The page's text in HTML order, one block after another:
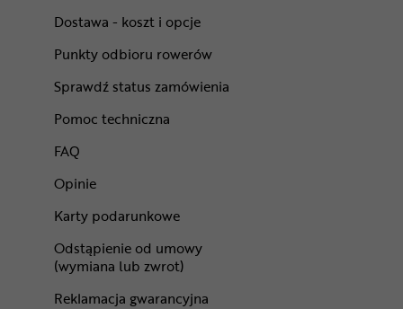
Dostawa - koszt i opcje
Punkty odbioru rowerów
Sprawdź status zamówienia
Pomoc techniczna
FAQ
Opinie
Karty podarunkowe
Odstąpienie od umowy
(wymiana lub zwrot)
Reklamacja gwarancyjna